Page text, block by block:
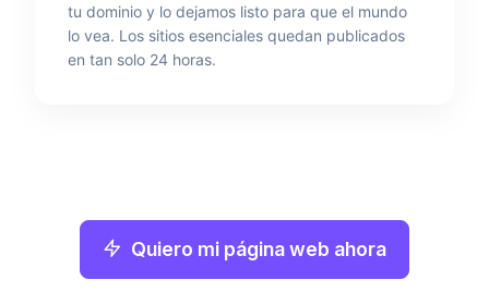
tu dominio y lo dejamos listo para que el mundo
lo vea. Los sitios esenciales quedan publicados
en tan solo 24 horas.
Quiero mi página web ahora